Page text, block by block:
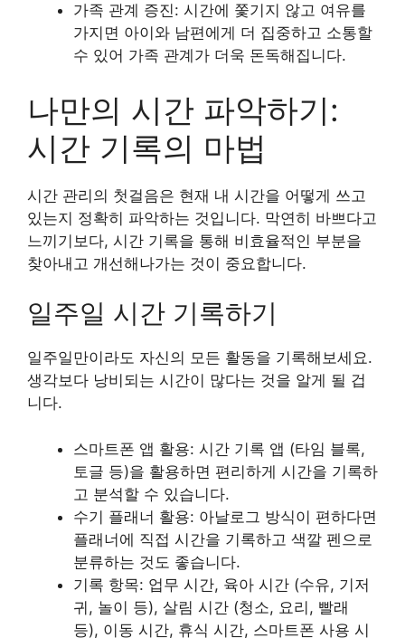
가족 관계 증진: 시간에 쫓기지 않고 여유를
가지면 아이와 남편에게 더 집중하고 소통할
수 있어 가족 관계가 더욱 돈독해집니다.
나만의 시간 파악하기:
시간 기록의 마법
시간 관리의 첫걸음은 현재 내 시간을 어떻게 쓰고
있는지 정확히 파악하는 것입니다. 막연히 바쁘다고
느끼기보다, 시간 기록을 통해 비효율적인 부분을
찾아내고 개선해나가는 것이 중요합니다.
일주일 시간 기록하기
일주일만이라도 자신의 모든 활동을 기록해보세요.
생각보다 낭비되는 시간이 많다는 것을 알게 될 겁
니다.
스마트폰 앱 활용: 시간 기록 앱 (타임 블록,
토글 등)을 활용하면 편리하게 시간을 기록하
고 분석할 수 있습니다.
수기 플래너 활용: 아날로그 방식이 편하다면
플래너에 직접 시간을 기록하고 색깔 펜으로
분류하는 것도 좋습니다.
기록 항목: 업무 시간, 육아 시간 (수유, 기저
귀, 놀이 등), 살림 시간 (청소, 요리, 빨래
등), 이동 시간, 휴식 시간, 스마트폰 사용 시